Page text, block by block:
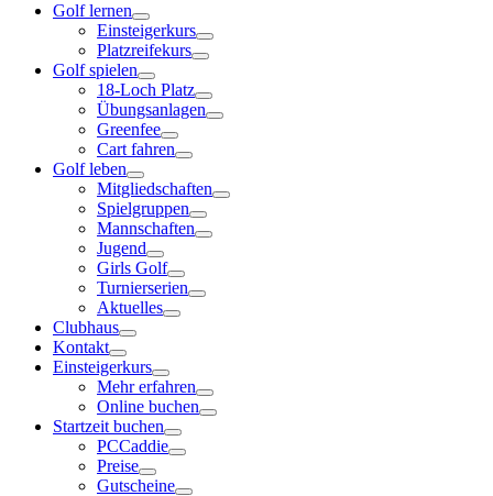
Golf lernen
Einsteigerkurs
Platzreifekurs
Golf spielen
18-Loch Platz
Übungsanlagen
Greenfee
Cart fahren
Golf leben
Mitgliedschaften
Spielgruppen
Mannschaften
Jugend
Girls Golf
Turnierserien
Aktuelles
Clubhaus
Kontakt
Einsteigerkurs
Mehr erfahren
Online buchen
Startzeit buchen
PCCaddie
Preise
Gutscheine